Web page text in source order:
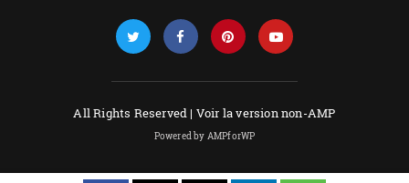
All Rights Reserved | Voir la version non-AMP
Powered by AMPforWP